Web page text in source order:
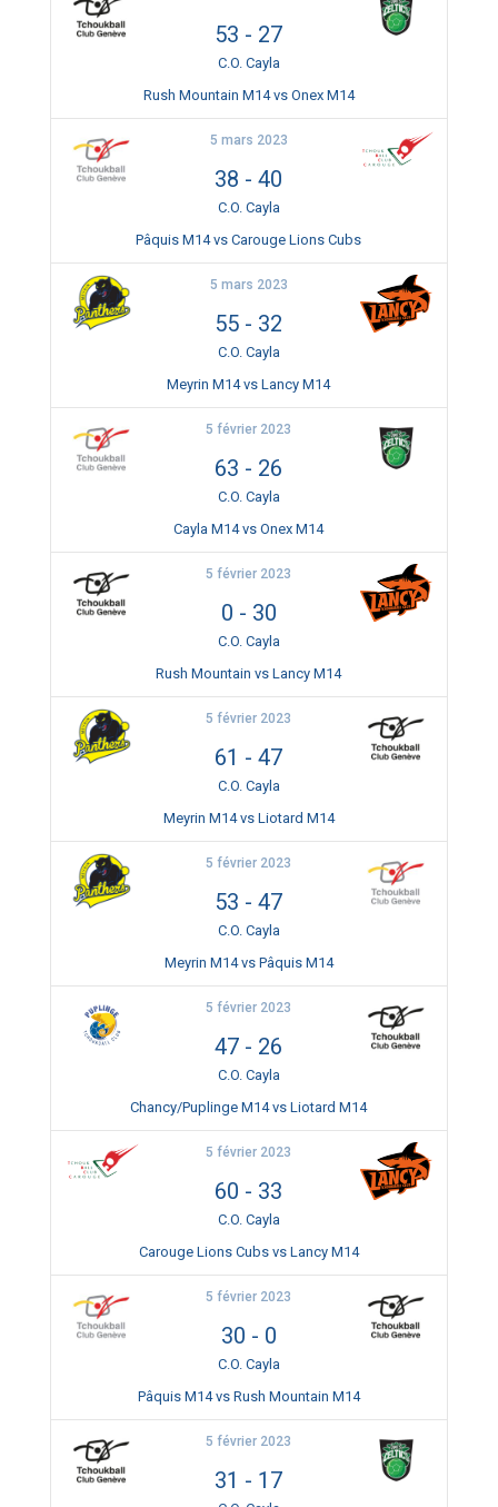
53 - 27
C.O. Cayla
Rush Mountain M14 vs Onex M14
5 mars 2023
38 -40
C.O. Cayla
Pâquis M14 vs Carouge Lions Cubs
5 mars 2023
55 - 32
C.O. Cayla
Meyrin M14 vs Lancy M14
5 février 2023
63 - 26
C.O. Cayla
Cayla M14 vs Onex M14
5 février 2023
0 - 30
C.O. Cayla
Rush Mountain vs Lancy M14
5 février 2023
61 -47
C.O. Cayla
Meyrin M14 vs Liotard M14
5 février 2023
53 -47
C.O. Cayla
Meyrin M14 vs Pâquis M14
5 février 2023
47 - 26
C.O. Cayla
Chancy/Puplinge M14 vs Liotard M14
5 février 2023
60 - 33
C.O. Cayla
Carouge Lions Cubs vs Lancy M14
5 février 2023
30 - 0
C.O. Cayla
Pâquis M14 vs Rush Mountain M14
5 février 2023
31 - 17